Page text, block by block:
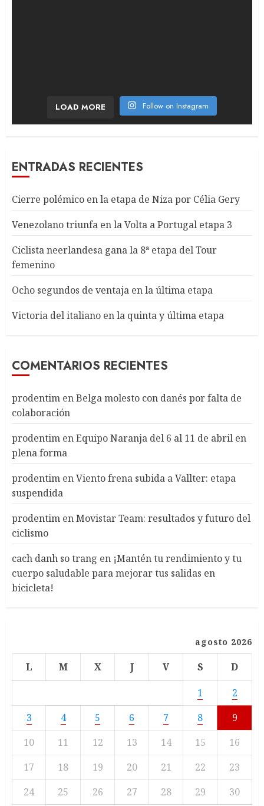
LOAD MORE Follow on Instagram
ENTRADAS RECIENTES
Cierre polémico en la etapa de Niza por Célia Gery
Venezolano triunfa en la Volta a Portugal etapa 3
Ciclista neerlandesa gana la 8ª etapa del Tour
femenino
Ocho segundos de ventaja en la última etapa
Victoria del italiano en la quinta y última etapa
COMENTARIOS RECIENTES
prodentim enBelga molesto con danés por falta de
colaboración
prodentim enEquipo Naranja del 6 al 11 de abril en
plena forma
prodentim enViento frena subida a Vallter: etapa
suspendida
prodentim enMovistar Team: resultados y futuro del
ciclismo
cach danh so trang en ¡Mantén tu rendimiento y tu
cuerpo saludable para mejorar tus salidas en
bicicleta!
agosto 2026
L M X J V S
D
1
2
3
4 5 6 7 8
9
10
11 12 13 14 15
16
17
18 19 20 21 22
23
24
25 26 27 28 29
30